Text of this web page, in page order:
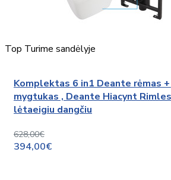
Top Turime sandėlyje
Komplektas 6 in1 Deante rėmas
mygtukas , Deante Hiacynt
lėtaeigiu dangčiu
628,00€
394,00€